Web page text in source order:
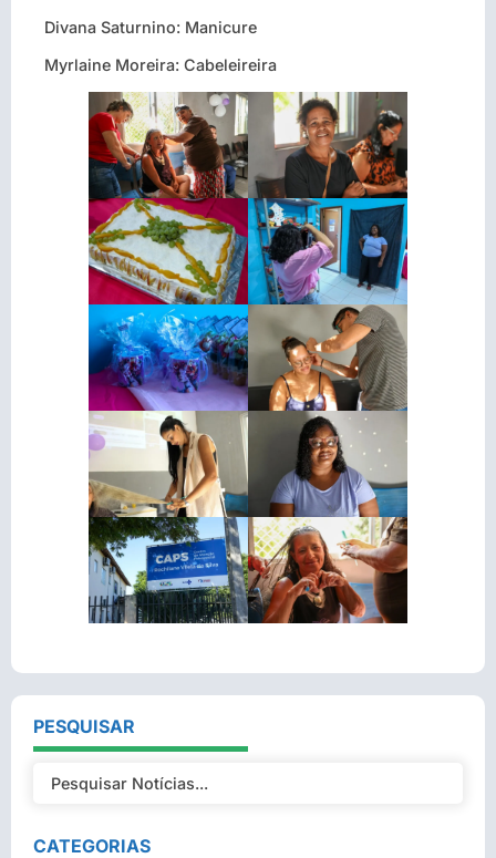
Divana Saturnino: Manicure
Myrlaine Moreira: Cabeleireira
PESQUISAR
CATEGORIAS